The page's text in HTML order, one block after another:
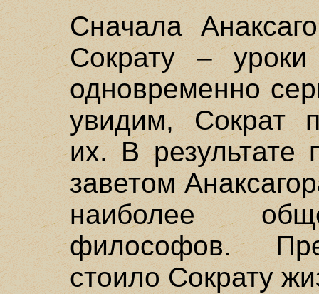
Сначала
Сократу –
одновременно
увидим, Сократ
их. В результате
заветом
наиболее
философов.
стоило Сократу